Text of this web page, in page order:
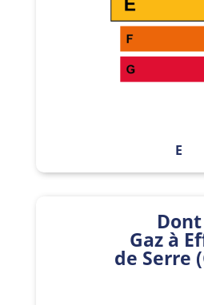
E
Dont
Gaz à
de Serre